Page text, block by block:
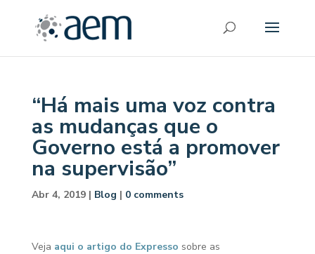
“Há mais uma voz contra
as mudanças que o
Governo está a promover
na supervisão”
Abr 4, 2019| Blog | 0 comments
Veja aqui o artigo do Expresso sobre as